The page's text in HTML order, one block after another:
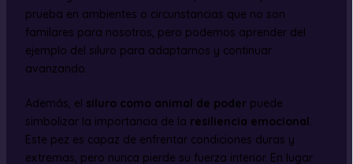
prueba en ambientes o circunstancias que no son
familares para nosotros, pero podemos aprender del
ejemplo del siluro para adaptarnos y continuar
avanzando.
Además, el siluro como animal de poderpuede
simbolizar la importancia de la resiliencia emocional.
Este pez es capaz de enfrentar condiciones duras y
extremas, pero nunca pierde su fuerza interior. En lugar